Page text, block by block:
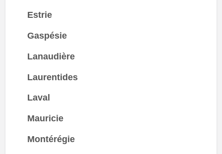
Estrie
Gaspésie
Lanaudière
Laurentides
Laval
Mauricie
Montérégie